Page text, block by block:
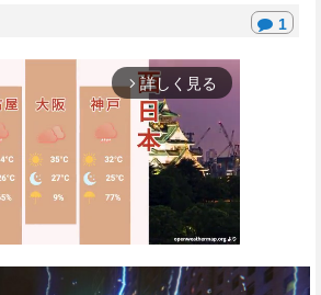
1
arrow_forward_ios 詳しく見る